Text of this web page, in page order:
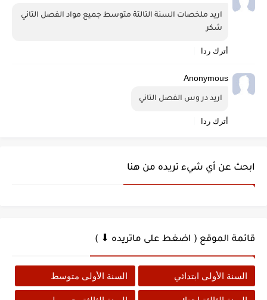
شكر
أترك ردا
Anonymous
اريد در وس الفصل التاني
أترك ردا
ابحث عن أي شيء تريده من هنا
قائمة الموقع ( اضغط على ماتريده ⬇ )
السنة الأولى ابتدائي السنة الأولى متوسط